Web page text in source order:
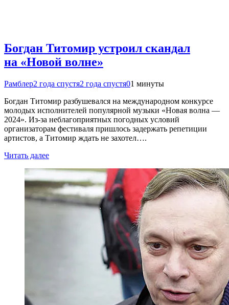
Богдан Титомир устроил скандал
на «Новой волне»
Рамблер2 года спустя2 года спустя01 минуты
Богдан Титомир разбушевался на международном конкурсе
молодых исполнителей популярной музыки «Новая волна —
2024». Из-за неблагоприятных погодных условий
организаторам фестиваля пришлось задержать репетиции
артистов, а Титомир ждать не захотел….
Читать далее